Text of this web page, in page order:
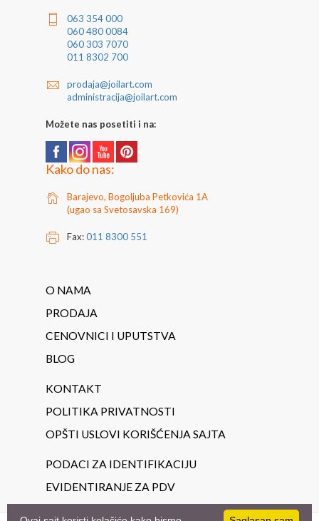
063 354 000
060 480 0084
060 303 7070
011 8302 700
prodaja@joilart.com
administracija@joilart.com
Možete nas posetiti i na:
Kako do nas:
Barajevo, Bogoljuba Petkovića 1A
(ugao sa Svetosavska 169)
Fax:011 8300 551
O NAMA
PRODAJA
CENOVNICI I UPUTSTVA
BLOG
KONTAKT
POLITIKA PRIVATNOSTI
OPŠTI USLOVI KORIŠĆENJA SAJTA
PODACI ZA IDENTIFIKACIJU
EVIDENTIRANJE ZA PDV